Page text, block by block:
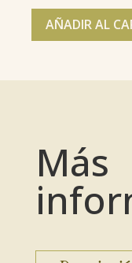
AÑADIR AL
Más